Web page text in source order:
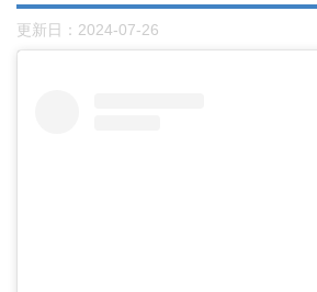
更新日： 2024-07-26